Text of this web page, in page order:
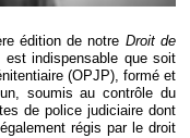
édition de notre Droit de
indispensable que soit
(OPJP), formé et
soumis au contrôle du
de police judiciaire dont
régis par le droit